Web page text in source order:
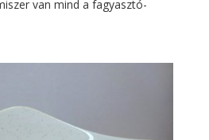
van mind a fagyasztó-